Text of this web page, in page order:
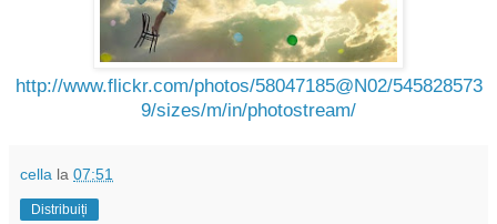
http://www.flickr.com/photos/58047185@N02/545828573
9/sizes/m/in/photostream/
cella la 07:51
Distribuiți